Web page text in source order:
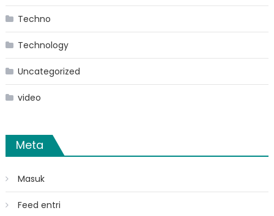
Techno
Technology
Uncategorized
video
Meta
Masuk
Feed entri